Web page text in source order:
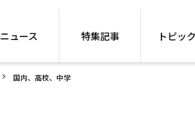
ニュース 特集記事
世界陸上
トピッ
国内、高校、中学